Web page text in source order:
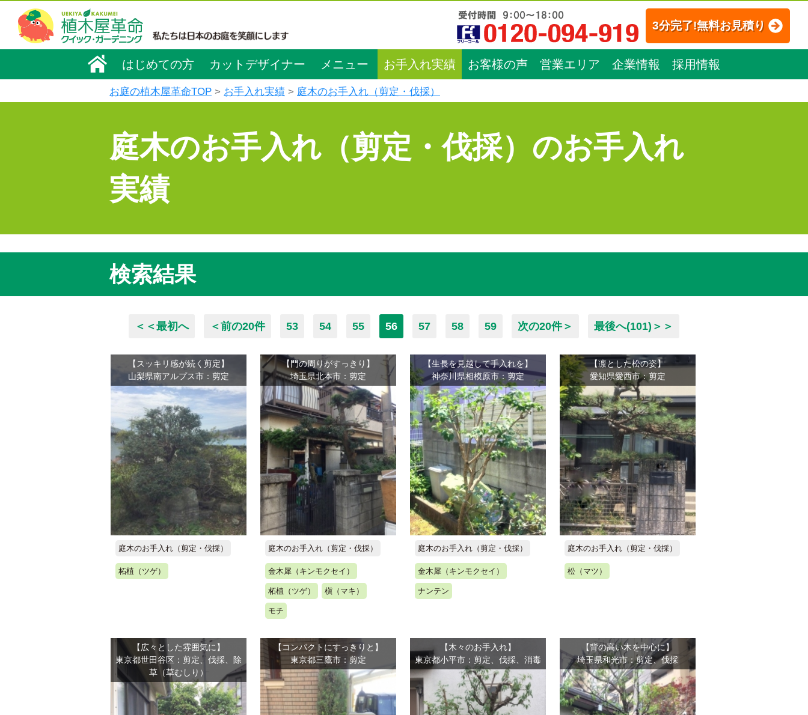
3分完了!無料お見積り
はじめての方 カットデザイナー メニュー お手入れ実績 お客様の声 営業エリア 企業情報 採用情報
お庭の植木屋革命TOP お手入れ実績 庭木のお手入れ（剪定・伐採）
庭木のお手入れ（剪定・伐採）のお手入れ
実績
検索結果
＜＜最初へ ＜前の20件 53 54 55 56 57 58 59 次の20件＞ 最後へ(101)＞＞
【スッキリ感が続く剪定】
山梨県南アルプス市：剪定
庭木のお手入れ（剪定・伐採）
柘植（ツゲ）
【門の周りがすっきり】
埼玉県北本市：剪定
庭木のお手入れ（剪定・伐採）
金木犀（キンモクセイ）
柘植（ツゲ） 槇（マキ）
モチ
【生長を見越して手入れを】
神奈川県相模原市：剪定
庭木のお手入れ（剪定・伐採）
金木犀（キンモクセイ）
ナンテン
【凛とした松の姿】
愛知県愛西市：剪定
庭木のお手入れ（剪定・伐採）
松（マツ）
【広々とした雰囲気に】
東京都世田谷区：剪定、伐採、除
草（草むしり）
【コンパクトにすっきりと】
東京都三鷹市：剪定
【木々のお手入れ】
東京都小平市：剪定、伐採、消毒
【背の高い木を中心に】
埼玉県和光市：剪定、伐採